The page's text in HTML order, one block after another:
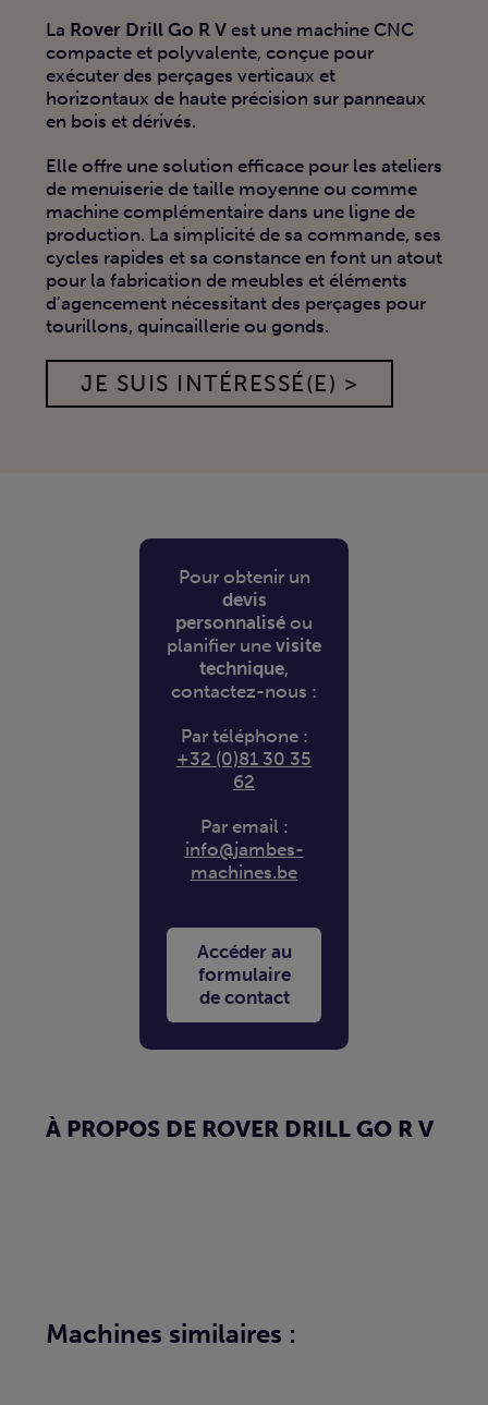
La Rover Drill Go R Vest une machine CNC
compacte et polyvalente, conçue pour
exécuter des perçages verticaux et
horizontaux de haute précision sur panneaux
en bois et dérivés.
Elle offre une solution efficace pour les ateliers
de menuiserie de taille moyenne ou comme
machine complémentaire dans une ligne de
production. La simplicité de sa commande, ses
cycles rapides et sa constance en font un atout
pour la fabrication de meubles et éléments
d’agencement nécessitant des perçages pour
tourillons, quincaillerie ou gonds.
JE SUIS INTÉRESSÉ(E) >
Pour obtenir un
devis
personnaliséou
planifier unevisite
technique,
contactez-nous :
Par téléphone :
+32 (0)81 30 35
62
Par email :
info@jambes-
machines.be
Accéder au
formulaire
de contact
À PROPOS DE ROVER DRILL GO R V
Machines similaires :